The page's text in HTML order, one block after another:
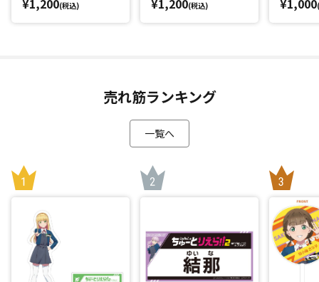
(税込) (税込)
売れ筋ランキング
一覧へ